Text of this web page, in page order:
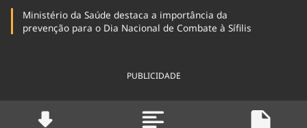
Ministério da Saúde destaca a importância da
prevenção para o Dia Nacional de Combate à Sífilis
PUBLICIDADE